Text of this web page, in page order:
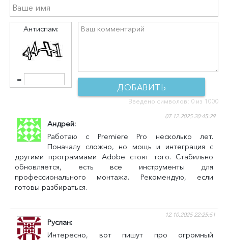
Антиспам:
=
ДОБАВИТЬ
КОММЕНТАРИЙ
Введено символов: 0 из 1000
Андрей
07.12.2025 20:45:29
Работаю с Premiere Pro несколько лет.
Поначалу сложно, но мощь и интеграция с
другими программами Adobe стоят того. Стабильно
обновляется, есть все инструменты для
профессионального монтажа. Рекомендую, если
готовы разбираться.
Руслан
12.10.2025 22:25:51
Интересно, вот пишут про огромный